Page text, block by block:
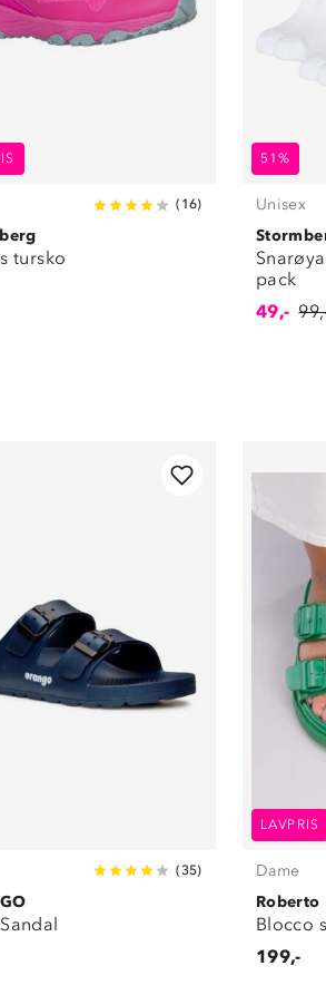
( 16)
tursko
51%
Unisex
pack
49,-
(35)
LAVPRIS
Dame
Roberto
Blocco
199,-